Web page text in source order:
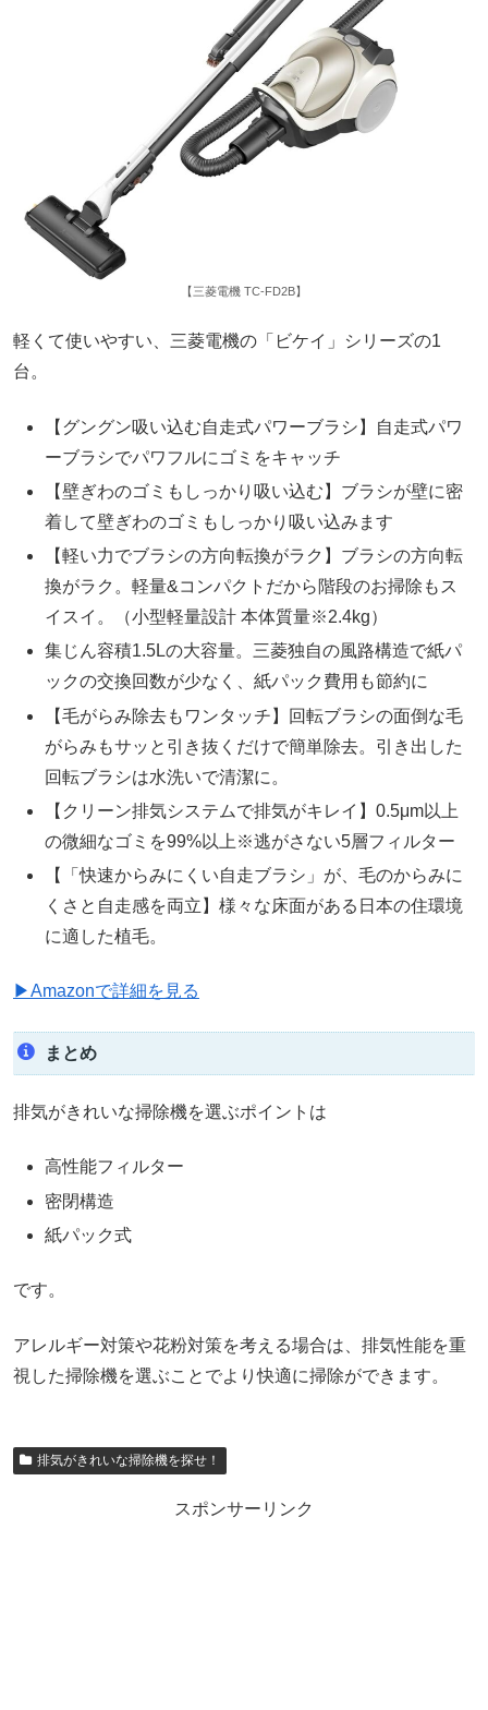
【三菱電機 TC-FD2B】
軽くて使いやすい、三菱電機の「ビケイ」シリーズの1
台。
【グングン吸い込む自走式パワーブラシ】自走式パワ
ーブラシでパワフルにゴミをキャッチ
【壁ぎわのゴミもしっかり吸い込む】ブラシが壁に密
着して壁ぎわのゴミもしっかり吸い込みます
【軽い力でブラシの方向転換がラク】ブラシの方向転
換がラク。軽量&コンパクトだから階段のお掃除もス
イスイ。（小型軽量設計 本体質量※2.4kg）
集じん容積1.5Lの大容量。三菱独自の風路構造で紙パ
ックの交換回数が少なく、紙パック費用も節約に
【毛がらみ除去もワンタッチ】回転ブラシの面倒な毛
がらみもサッと引き抜くだけで簡単除去。引き出した
回転ブラシは水洗いで清潔に。
【クリーン排気システムで排気がキレイ】0.5μm以上
の微細なゴミを99%以上※逃がさない5層フィルター
【「快速からみにくい自走ブラシ」が、毛のからみに
くさと自走感を両立】様々な床面がある日本の住環境
に適した植毛。
▶Amazonで詳細を見る
まとめ
排気がきれいな掃除機を選ぶポイントは
高性能フィルター
密閉構造
紙パック式
です。
アレルギー対策や花粉対策を考える場合は、排気性能を重
視した掃除機を選ぶことでより快適に掃除ができます。
排気がきれいな掃除機を探せ！
スポンサーリンク